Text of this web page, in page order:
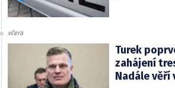
včera
Turek
zahájení
Nadále věří